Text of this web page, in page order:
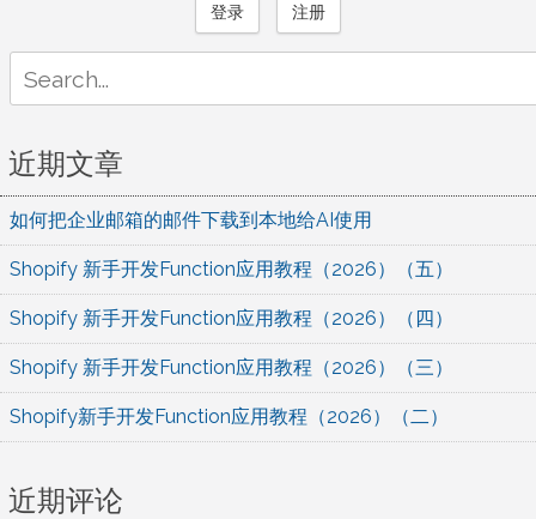
登录 注册
for:
近期文章
如何把企业邮箱的邮件下载到本地给AI使用
Shopify 新手开发Function应用教程（2026）（五）
Shopify 新手开发Function应用教程（2026）（四）
Shopify 新手开发Function应用教程（2026）（三）
Shopify新手开发Function应用教程（2026）（二）
近期评论